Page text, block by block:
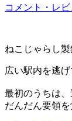
コメント・レ
ねこじゃらし
広い駅内を逃
最初のうちは
だんだん要領